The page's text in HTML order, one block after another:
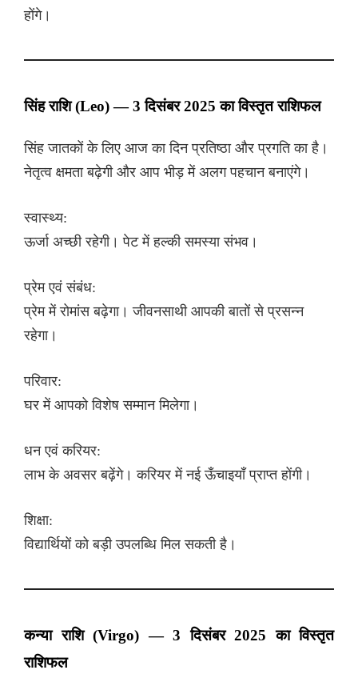
होंगे।
सिंह राशि (Leo) — 3 दिसंबर 2025 का विस्तृत राशिफल
सिंह जातकों के लिए आज का दिन प्रतिष्ठा और प्रगति का है।
नेतृत्व क्षमता बढ़ेगी और आप भीड़ में अलग पहचान बनाएंगे।
स्वास्थ्य:
ऊर्जा अच्छी रहेगी। पेट में हल्की समस्या संभव।
प्रेम एवं संबंध:
प्रेम में रोमांस बढ़ेगा। जीवनसाथी आपकी बातों से प्रसन्न
रहेगा।
परिवार:
घर में आपको विशेष सम्मान मिलेगा।
धन एवं करियर:
लाभ के अवसर बढ़ेंगे। करियर में नई ऊँचाइयाँ प्राप्त होंगी।
शिक्षा:
विद्यार्थियों को बड़ी उपलब्धि मिल सकती है।
कन्या राशि (Virgo) — 3 दिसंबर 2025 का विस्तृत
राशिफल